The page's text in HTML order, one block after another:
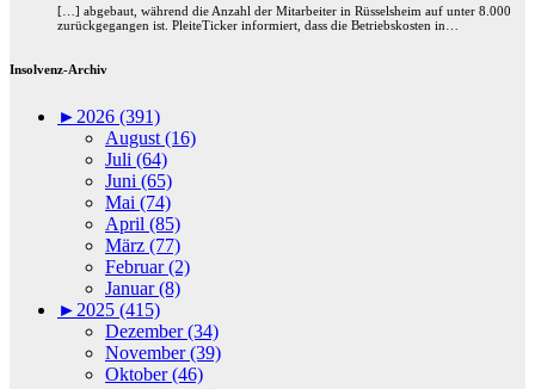
[…] abgebaut, während die Anzahl der Mitarbeiter in Rüsselsheim auf unter 8.000
zurückgegangen ist. PleiteTicker informiert, dass die Betriebskosten in…
Insolvenz-Archiv
► 2026 (391)
August (16)
Juli (64)
Juni (65)
Mai (74)
April (85)
März (77)
Februar (2)
Januar (8)
► 2025 (415)
Dezember (34)
November (39)
Oktober (46)